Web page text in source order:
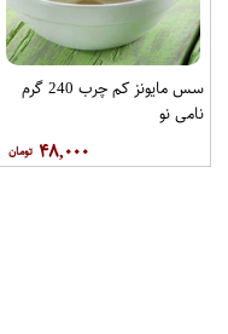
سس مایونز کم چرب 240 گرم
نامی نو
۴۸,۰۰۰